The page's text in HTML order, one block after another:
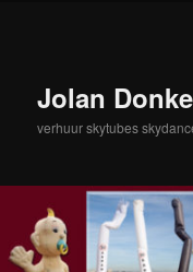
inhoudJolan
verhuur skytubes